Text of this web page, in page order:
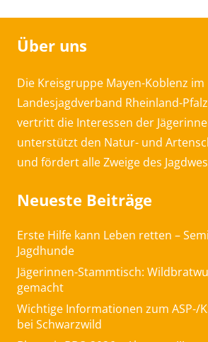
Über uns
Die Kreisgruppe Mayen-Koblenz im
Landesjagdverband Rheinland-Pfalz
vertritt die Interessen der
unterstützt den Natur- und
und fördert alle Zweige des
Neueste Beiträge
Erste Hilfe kann Leben retten –
Jagdhunde
Jägerinnen-Stammtisch:
gemacht
Wichtige Informationen zum ASP-/
bei Schwarzwild